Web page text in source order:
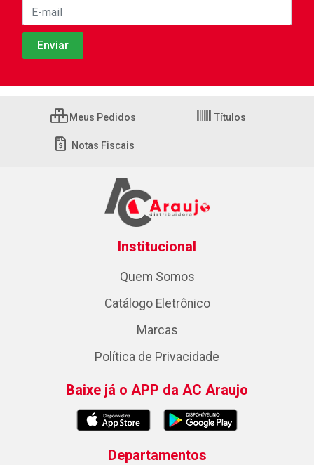
Meus Pedidos Títulos
Notas Fiscais
Institucional
Quem Somos
Catálogo Eletrônico
Marcas
Política de Privacidade
Baixe já o APP da AC Araujo
Departamentos